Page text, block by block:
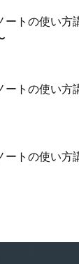
ートの使い
ートの使い
ートの使い